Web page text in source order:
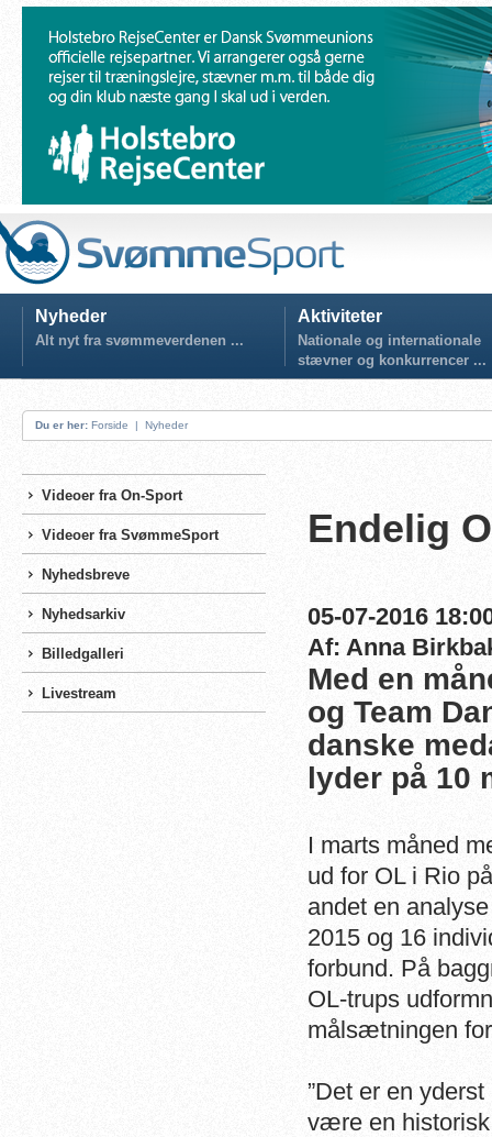
Nyheder
Alt nyt fra svømmeverdenen ...
Aktiviteter
Nationale og internationale
stævner og konkurrencer ...
Du er her: Forside | Nyheder
Videoer fra On-Sport
Videoer fra SvømmeSport
Nyhedsbreve
Nyhedsarkiv
Billedgalleri
Livestream
Endelig
05-07-2016
Af: Anna
Med en
og Team
danske
lyder på 10
I marts måned
ud for OL i Rio
andet en
2015 og 16
forbund. På
OL-trups
målsætningen
”Det er en
være en historisk